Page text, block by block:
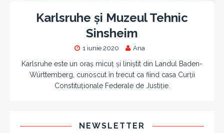
Karlsruhe și Muzeul Tehnic
Sinsheim
1 iunie 2020 Ana
Karlsruhe este un oraș micuț și liniștit din Landul Baden-
Württemberg, cunoscut în trecut ca fiind casa Curții
Constituționale Federale de Justiție.
NEWSLETTER